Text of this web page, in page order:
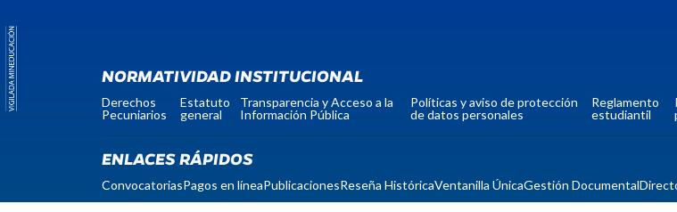
NORMATIVIDAD INSTITUCIONAL
Derechos
Pecuniarios
Estatuto
general
Transparencia y Acceso a la
Información Pública
Políticas y aviso de protección
de datos personales
Reglamento
estudiantil
ENLACES RÁPIDOS
ConvocatoriasPagos en líneaPublicacionesReseña HistóricaVentanilla ÚnicaGestión Documental